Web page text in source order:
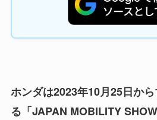
ホンダは2023年10月25日か
る「JAPAN MOBILITY